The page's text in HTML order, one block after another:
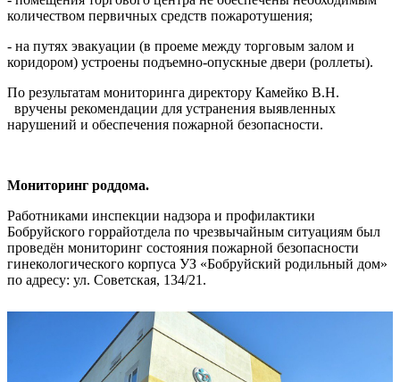
количеством первичных средств пожаротушения;
- на путях эвакуации (в проеме между торговым залом и
коридором) устроены подъемно-опускные двери (роллеты).
По результатам мониторинга директору Камейко В.Н.
вручены рекомендации для устранения выявленных
нарушений и обеспечения пожарной безопасности.
Мониторинг роддома.
Работниками инспекции надзора и профилактики
Бобруйского горрайотдела по чрезвычайным ситуациям был
проведён мониторинг состояния пожарной безопасности
гинекологического корпуса УЗ «Бобруйский родильный дом»
по адресу: ул. Советская, 134/21.